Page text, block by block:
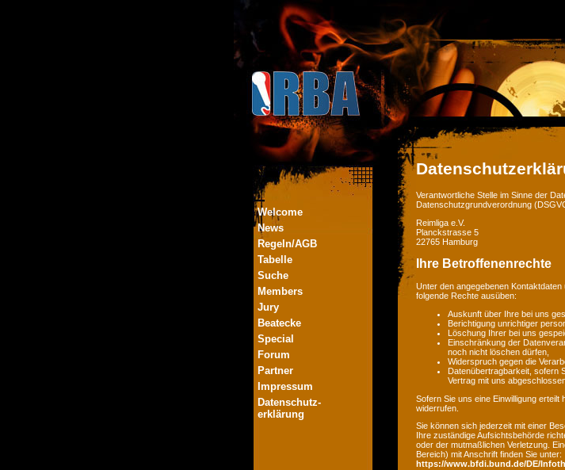
Welcome
News
Regeln/AGB
Tabelle
Suche
Members
Jury
Beatecke
Special
Forum
Partner
Impressum
Datenschutz-
erklärung
Verantwortliche Stelle im Sinne der
Datenschutzgrundverordnung
Reimliga e.V.
Planckstrasse 5
22765 Hamburg
Ihre Betroffenenrechte
Unter den angegebenen
folgende Rechte ausüben:
Auskunft über Ihre bei uns
Berichtigung unrichtiger
Löschung Ihrer bei uns
Einschränkung der
noch nicht löschen dürfen,
Widerspruch gegen die
Datenübertragbarkeit, sofern
Vertrag mit uns
Sofern Sie uns eine Einwilligung
widerrufen.
Sie können sich jederzeit mit einer
Ihre zuständige Aufsichtsbehörde
oder der mutmaßlichen Verletzung.
Bereich) mit Anschrift finden Sie unter:
https://www.bfdi.bund.de/DE/